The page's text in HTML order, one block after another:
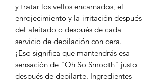
y tratar los vellos encarnados, el
enrojecimiento y la irritación después
del afeitado o después de cada
servicio de depilación con cera.
¡Eso significa que mantendrás esa
sensación de "Oh So Smooth" justo
después de depilarte. Ingredientes